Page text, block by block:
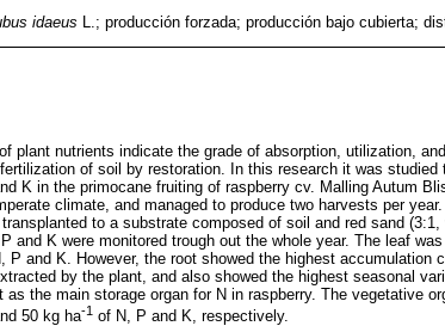
idaeus L.; producción forzada; producción bajo cubierta;
plant nutrients indicate the grade of absorption, utilization,
of soil by restoration. In this research it was studied
K in the primocane fruiting of raspberry cv. Malling Autum
climate, and managed to produce two harvests per
to a substrate composed of soil and red sand
and K were monitored trough out the whole year. The leaf
P and K. However, the root showed the highest
by the plant, and also showed the highest seasonal
as the main storage organ for N in raspberry. The vegetative
50 kg ha-1 of N, P and K, respectively.